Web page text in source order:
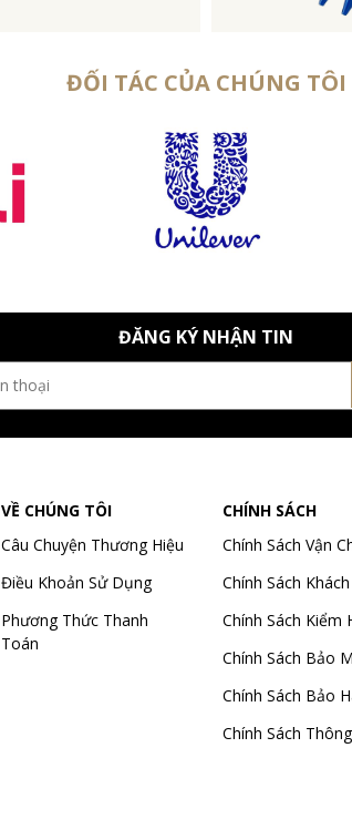
ĐỐI TÁC CỦA CHÚNG TÔI
ĐĂNG KÝ NHẬN TIN
VỀ CHÚNG TÔI
Câu Chuyện Thương Hiệu
Điều Khoản Sử Dụng
Phương Thức Thanh
Toán
CHÍNH SÁCH
Chính Sách Vận
Chính Sách
Chính Sách Kiểm
Chính Sách Bảo
Chính Sách Bảo
Chính Sách